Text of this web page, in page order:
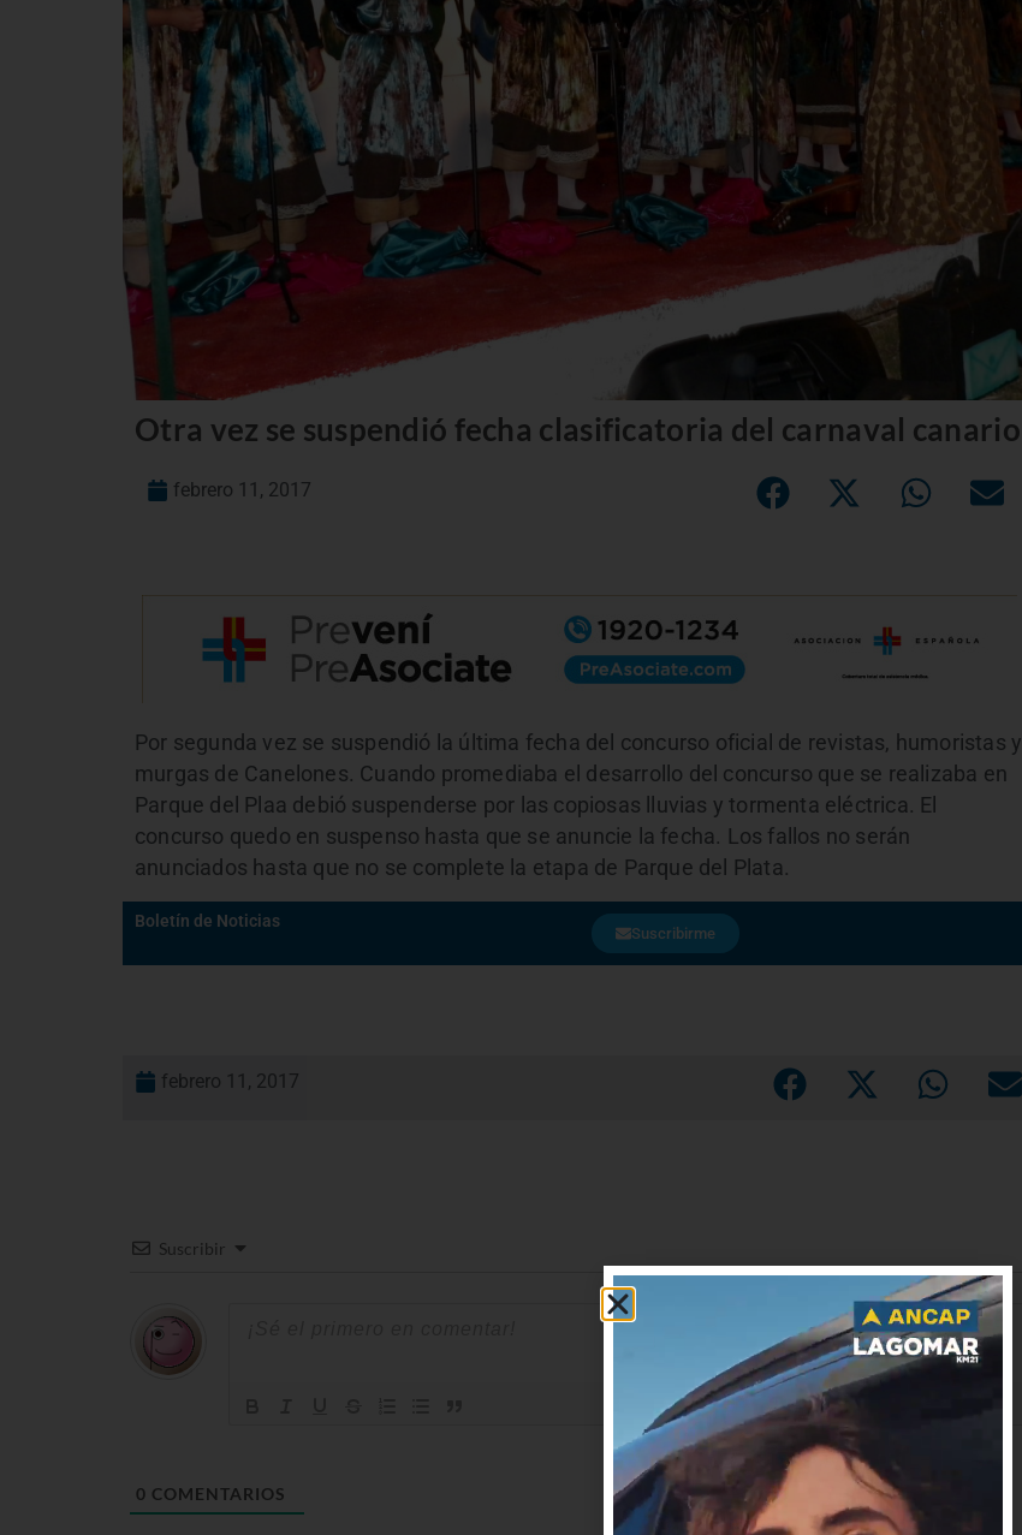
Otra vez se suspendió fecha clasificatoria del carnaval canario
febrero 11, 2017
Por segunda vez se suspendió la última fecha del concurso oficial de revistas, humoristas y
murgas de Canelones. Cuando promediaba el desarrollo del concurso que se realizaba en
Parque del Plaa debió suspenderse por las copiosas lluvias y tormenta eléctrica. El
concurso quedo en suspenso hasta que se anuncie la fecha. Los fallos no serán
anunciados hasta que no se complete la etapa de Parque del Plata.
Boletín de Noticias
Suscribirme
febrero 11, 2017
Suscribir
0 COMENTARIOS